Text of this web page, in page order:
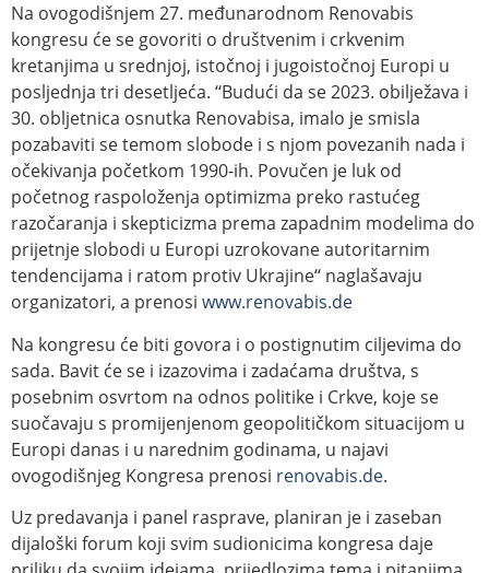
Na ovogodišnjem 27. međunarodnom Renovabis
kongresu će se govoriti o društvenim i crkvenim
kretanjima u srednjoj, istočnoj i jugoistočnoj Europi u
posljednja tri desetljeća. ‘‘Budući da se 2023. obilježava i
30. obljetnica osnutka Renovabisa, imalo je smisla
pozabaviti se temom slobode i s njom povezanih nada i
očekivanja početkom 1990-ih. Povučen je luk od
početnog raspoloženja optimizma preko rastućeg
razočaranja i skepticizma prema zapadnim modelima do
prijetnje slobodi u Europi uzrokovane autoritarnim
tendencijama i ratom protiv Ukrajine‘‘ naglašavaju
organizatori, a prenosi www.renovabis.de
Na kongresu će biti govora i o postignutim ciljevima do
sada. Bavit će se i izazovima i zadaćama društva, s
posebnim osvrtom na odnos politike i Crkve, koje se
suočavaju s promijenjenom geopolitičkom situacijom u
Europi danas i u narednim godinama, u najavi
ovogodišnjeg Kongresa prenosi renovabis.de.
Uz predavanja i panel rasprave, planiran je i zaseban
dijaloški forum koji svim sudionicima kongresa daje